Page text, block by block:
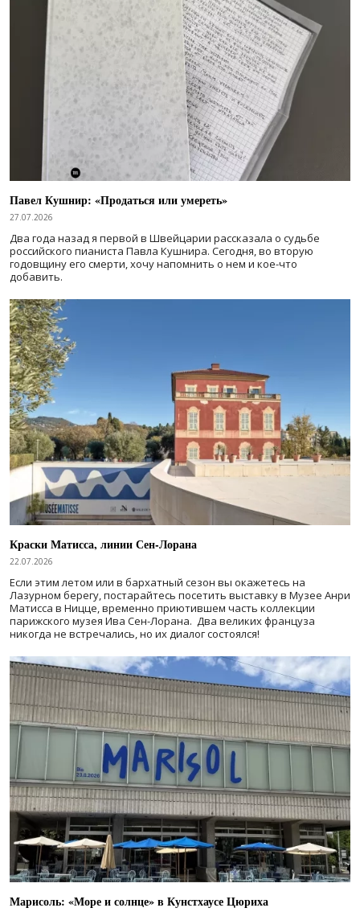
Павел Кушнир: «Продаться или умереть»
27.07.2026
Два года назад я первой в Швейцарии рассказала о судьбе
российского пианиста Павла Кушнира. Сегодня, во вторую
годовщину его смерти, хочу напомнить о нем и кое-что
добавить.
Краски Матисса, линии Сен-Лорана
22.07.2026
Если этим летом или в бархатный сезон вы окажетесь на
Лазурном берегу, постарайтесь посетить выставку в Музее Анри
Матисса в Ницце, временно приютившем часть коллекции
парижского музея Ива Сен-Лорана. Два великих француза
никогда не встречались, но их диалог состоялся!
Марисоль: «Море и солнце» в Кунстхаусе Цюриха